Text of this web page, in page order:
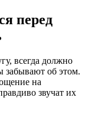
перед
всегда должно
об этом.
на
звучат их